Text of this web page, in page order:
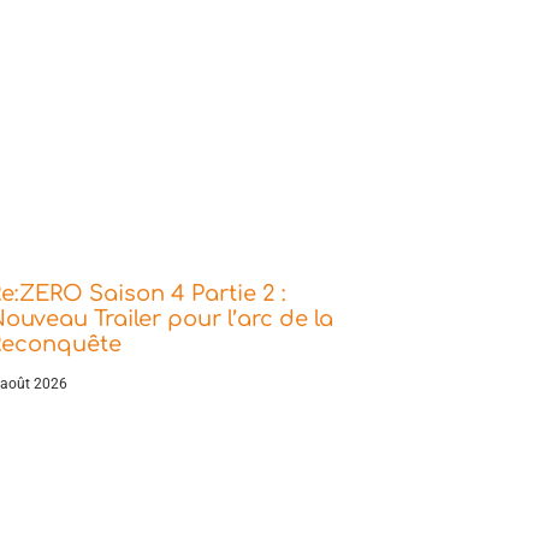
Saison 4 Partie 2 :
Trailer pour l’arc de la
2026